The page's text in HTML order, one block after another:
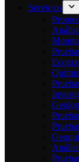
Servicios